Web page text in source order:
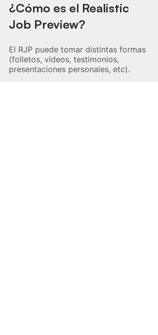
¿Cómo es el Realistic
Job Preview?
El RJP puede tomar distintas formas
(folletos, videos, testimonios,
presentaciones personales, etc).